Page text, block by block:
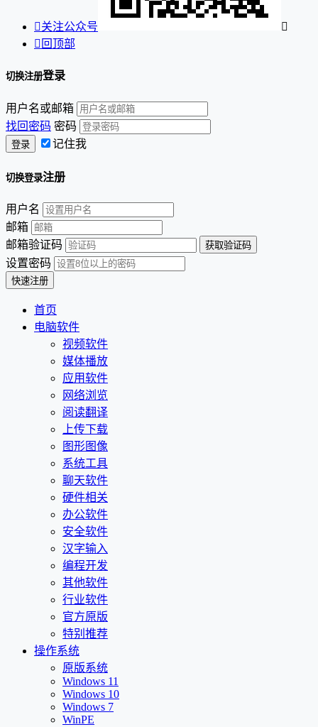
关注公众号

 回顶部
切换注册登录
用户名或邮箱
找回密码 密码
记住我
切换登录注册
用户名
邮箱
邮箱验证码
设置密码
首页
电脑软件
视频软件
媒体播放
应用软件
网络浏览
阅读翻译
上传下载
图形图像
系统工具
聊天软件
硬件相关
办公软件
安全软件
汉字输入
编程开发
其他软件
行业软件
官方原版
特别推荐
操作系统
原版系统
Windows 11
Windows 10
Windows 7
WinPE